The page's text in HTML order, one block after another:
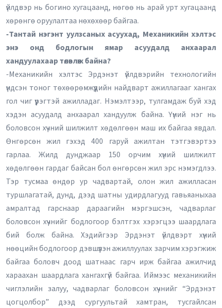
үйлдвэр нь богино хугацаанд, нөгөө нь арай урт хугацаанд
хөрөнгө оруулалтаа нөхөхөөр байгаа.
-Тантай нэгэнт уулзсаных асуухад, Механикийн хэлтэс
энэ онд бодлогын ямар асуудалд анхаарал
хандуулахаар төлөвлөж байна?
-Механикийн хэлтэс Эрдэнэт үйлдвэрийн технологийн
үндсэн тоног төхөөрөмжүүдийн найдварт ажиллагааг хангах
гол чиг үүрэгтэй ажилладаг. Нэмэлтээр, тулгамдаж буй хэд
хэдэн асуудалд анхаарал хандуулж байна. Үүний нэг нь
боловсон хүчний шилжилт хөдөлгөөн маш их байгаа явдал.
Өнгөрсөн жил гэхэд 400 гаруй ажилтан тэтгэвэртээ
гарлаа. Жилд дунджаар 150 орчим хүний шилжилт
хөдөлгөөн гардаг байсан бол өнгөрсөн жил эрс нэмэгдлээ.
Тэр тусмаа өндөр ур чадвартай, олон жил ажилласан
туршлагатай, дунд, дээд шатны удирдлагууд гавьяаныхаа
амралтад гарснаар дараагийн мэргэшсэн, чадварлаг
боловсон хүчнийг бодлогоор бэлтгэх хэрэгцээ шаардлага
бий болж байна. Хэдийгээр Эрдэнэт үйлдвэрт хүний
нөөцийн бодлогоор дэвшүүлэн ажиллуулах зарчим хэрэгжиж
байгаа боловч доод шатнаас гарч ирж байгаа ажилчид
хараахан шаардлага хангахгүй байгаа. Иймээс механикийн
чиглэлийн залуу, чадварлаг боловсон хүчнийг “Эрдэнэт
цогцолбор” дээд сургуультай хамтран, тусгайлсан